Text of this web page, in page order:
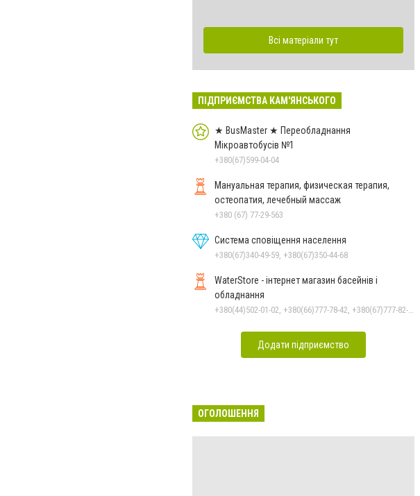
Всі матеріали тут
ПІДПРИЄМСТВА КАМ'ЯНСЬКОГО
★ BusMaster ★ Переобладнання
Мікроавтобусів №1
+380(67)599-04-04
Мануальная терапия, физическая терапия,
остеопатия, лечебный массаж
+380 (67) 77-29-563
Система сповіщення населення
+380(67)340-49-59, +380(67)350-44-68
WaterStore - інтернет магазин басейнів і
обладнання
Додати підприємство
ОГОЛОШЕННЯ